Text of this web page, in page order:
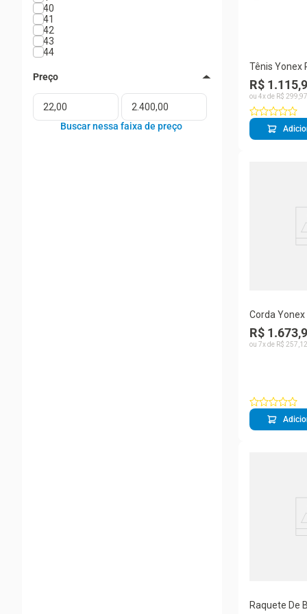
40
41
42
43
44
Tênis Yonex
Ad-Accel -
R$
ou 4x de R$ 299 97
Corda Yonex
16L 1.25mm
com 200
R$
ou 7x de R$ 257,12
Raquete De